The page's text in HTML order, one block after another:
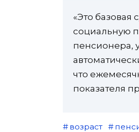
«Это
социальную
пенсионера,
что
показателя
возраст